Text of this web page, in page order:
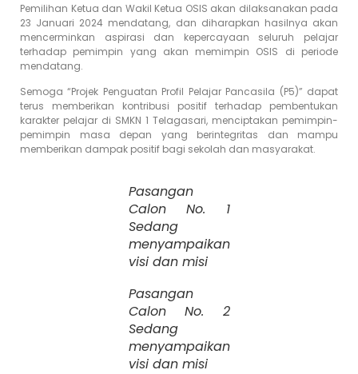
Pemilihan Ketua dan Wakil Ketua OSIS akan dilaksanakan pada
23 Januari 2024 mendatang, dan diharapkan hasilnya akan
mencerminkan aspirasi dan kepercayaan seluruh pelajar
terhadap pemimpin yang akan memimpin OSIS di periode
mendatang.
Semoga “Projek Penguatan Profil Pelajar Pancasila (P5)” dapat
terus memberikan kontribusi positif terhadap pembentukan
karakter pelajar di SMKN 1 Telagasari, menciptakan pemimpin-
pemimpin masa depan yang berintegritas dan mampu
memberikan dampak positif bagi sekolah dan masyarakat.
Pasangan
Calon No. 1
Sedang
menyampaikan
visi dan misi
Pasangan
Calon No. 2
Sedang
menyampaikan
visi dan misi